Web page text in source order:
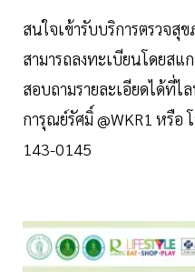
สนใจเข้ารับบริการตรวจสุ
สามารถลงทะเบียนโดยสแ
สอบถามรายละเอียดได้ที่ไ
การุณย์รัศมิ์ @WKR1 หรือ
143-0145